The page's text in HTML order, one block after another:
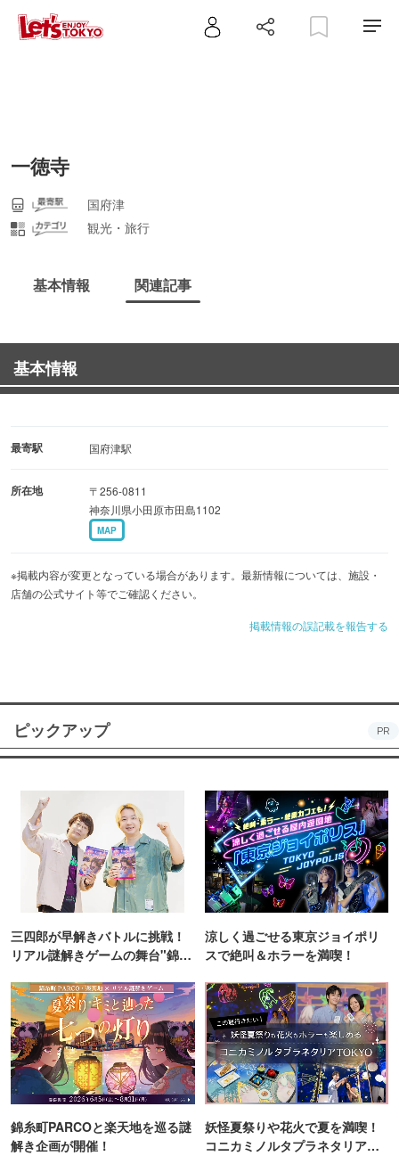
一徳寺
国府津
観光・旅行
基本情報 関連記事
基本情報
最寄駅 国府津駅
所在地
〒256-0811
神奈川県小田原市田島1102
MAP
※掲載内容が変更となっている場合があります。最新情報については、施設・
店舗の公式サイト等でご確認ください。
掲載情報の誤記載を報告する
ピックアップ PR
三四郎が早解きバトルに挑戦！
リアル謎解きゲームの舞台"錦糸
涼しく過ごせる東京ジョイポリ
スで絶叫＆ホラーを満喫！
錦糸町PARCOと楽天地を巡る謎
解き企画が開催！
妖怪夏祭りや花火で夏を満喫！
コニカミノルタプラネタリア